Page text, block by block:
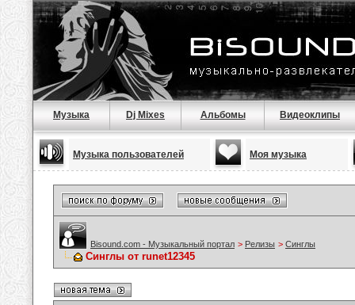
Музыка Dj Mixes Альбомы Видеоклипы
Музыка пользователей Моя музыка
Bisound.com - Музыкальный портал > Релизы > Синглы
Синглы от runet12345